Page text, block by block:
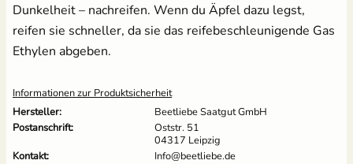
Dunkelheit – nachreifen. Wenn du Äpfel dazu legst,
reifen sie schneller, da sie das reifebeschleunigende Gas
Ethylen abgeben.
Informationen zur Produktsicherheit
Hersteller:
Beetliebe Saatgut GmbH
Postanschrift:
Oststr. 51
04317 Leipzig
Kontakt:
Info@beetliebe.de